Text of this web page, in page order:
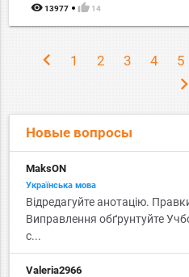
remove_red_eye 13977 thumb_up 14
chevron_left 1 2 3 4 5
chevron_right
Новые вопросы
MaksON
Українська мова
Відредагуйте анотацію. Правки
Виправлення обґрунтуйте
с...
Valeria2966